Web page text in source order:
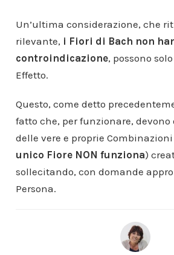
Un’ultima considerazione, che
rilevante, i Fiori di Bach non
controindicazione, possono
Effetto.
Questo, come detto
fatto che, per funzionare, devono
delle vere e proprie
unico Fiore NON funziona)
sollecitando, con domande
Persona.